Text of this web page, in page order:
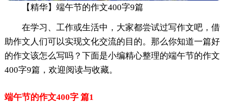
【精华】端午节的作文400字9篇
在学习、工作或生活中，大家都尝试过写作文吧，借
助作文人们可以实现文化交流的目的。那么你知道一篇好
的作文该怎么写吗？下面是小编精心整理的端午节的作文
400字9篇，欢迎阅读与收藏。
端午节的作文400字 篇1